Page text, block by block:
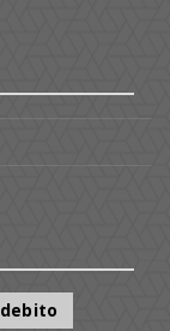
debito